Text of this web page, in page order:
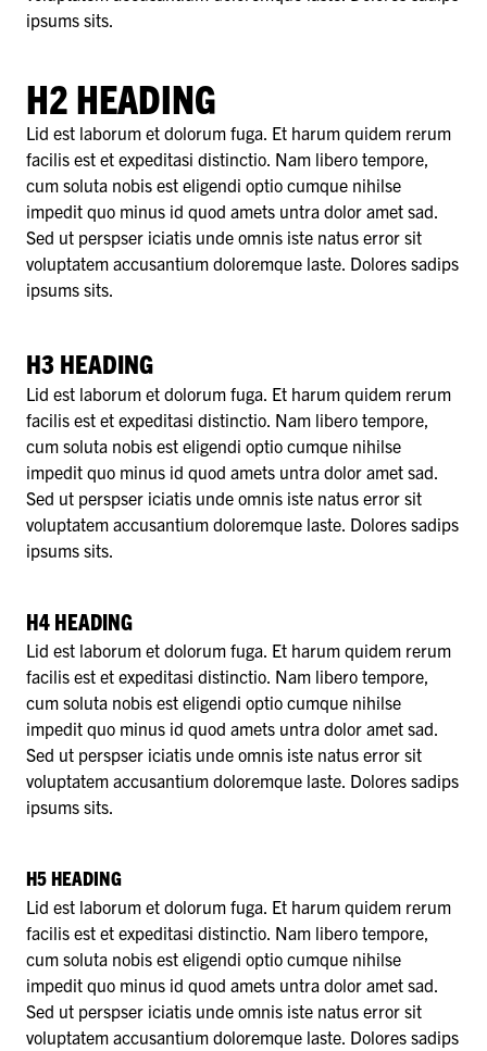
ipsums sits.
H2 HEADING
Lid est laborum et dolorum fuga. Et harum quidem rerum
facilis est et expeditasi distinctio. Nam libero tempore,
cum soluta nobis est eligendi optio cumque nihilse
impedit quo minus id quod amets untra dolor amet sad.
Sed ut perspser iciatis unde omnis iste natus error sit
voluptatem accusantium doloremque laste. Dolores sadips
ipsums sits.
H3 HEADING
Lid est laborum et dolorum fuga. Et harum quidem rerum
facilis est et expeditasi distinctio. Nam libero tempore,
cum soluta nobis est eligendi optio cumque nihilse
impedit quo minus id quod amets untra dolor amet sad.
Sed ut perspser iciatis unde omnis iste natus error sit
voluptatem accusantium doloremque laste. Dolores sadips
ipsums sits.
H4 HEADING
Lid est laborum et dolorum fuga. Et harum quidem rerum
facilis est et expeditasi distinctio. Nam libero tempore,
cum soluta nobis est eligendi optio cumque nihilse
impedit quo minus id quod amets untra dolor amet sad.
Sed ut perspser iciatis unde omnis iste natus error sit
voluptatem accusantium doloremque laste. Dolores sadips
ipsums sits.
H5 HEADING
Lid est laborum et dolorum fuga. Et harum quidem rerum
facilis est et expeditasi distinctio. Nam libero tempore,
cum soluta nobis est eligendi optio cumque nihilse
impedit quo minus id quod amets untra dolor amet sad.
Sed ut perspser iciatis unde omnis iste natus error sit
voluptatem accusantium doloremque laste. Dolores sadips